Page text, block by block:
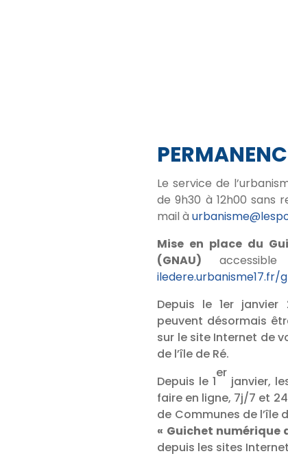
Le service de
de 9h30 à 12h00 sans
mail à
Mise en place du
(GNAU)
iledere.urbanisme17.fr/
Depuis le 1er janvier
peuvent désormais
sur le site Internet de
de l’île de Ré.
Depuis le 1
er
janvier,
faire en ligne, 7j/7 et
de Communes de l’île
« Guichet numérique
depuis les sites